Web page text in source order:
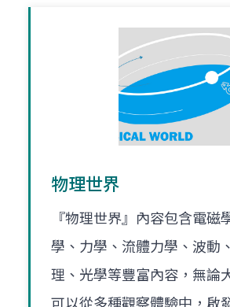
物理世界
『物理世界』內容包含電磁
學、力學、流體力學、波動
理、光學等豐富內容，無論
可以從多種觀察體驗中，啟